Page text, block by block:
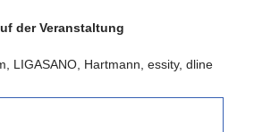
Roth
Wundexperte
der Veranstaltung
LIGASANO, Hartmann, essity, dline